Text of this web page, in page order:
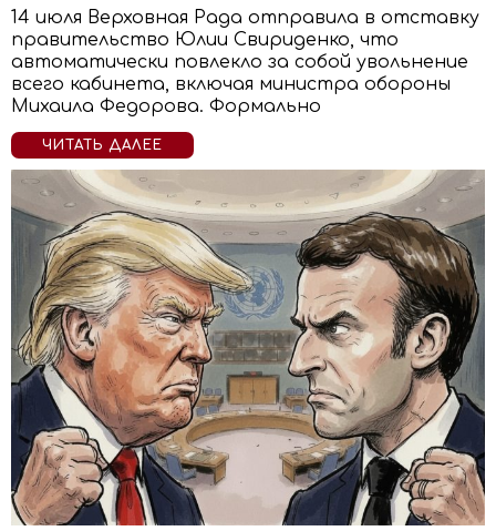
14 июля Верховная Рада отправила в отставку
правительство Юлии Свириденко, что
автоматически повлекло за собой увольнение
всего кабинета, включая министра обороны
Михаила Федорова. Формально
ЧИТАТЬ ДАЛЕЕ